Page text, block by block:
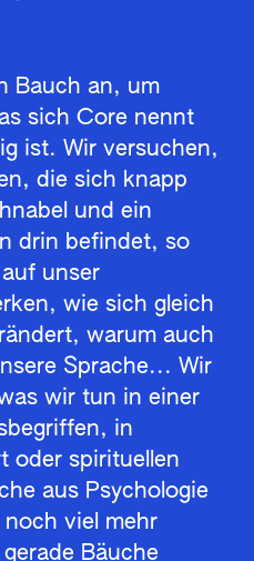
Bauch an, um
sich Core nennt
ist. Wir versuchen,
die sich knapp
und ein
drin befindet, so
unser
wie sich gleich
warum auch
Sprache... Wir
wir tun in einer
in
oder spirituellen
aus Psychologie
viel mehr
Bäuche